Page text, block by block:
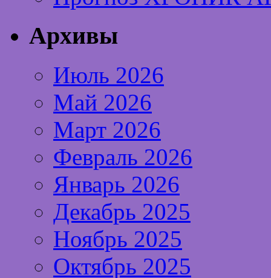
Архивы
Июль 2026
Май 2026
Март 2026
Февраль 2026
Январь 2026
Декабрь 2025
Ноябрь 2025
Октябрь 2025